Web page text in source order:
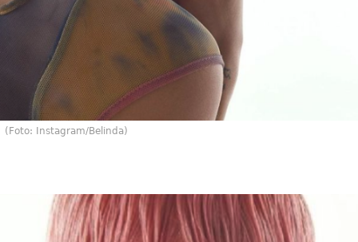
(Foto: Instagram/Belinda)